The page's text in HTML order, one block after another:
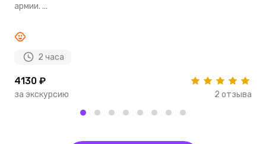
армии. ...
2 часа
4130 ₽
за экскурсию 2 отзыва